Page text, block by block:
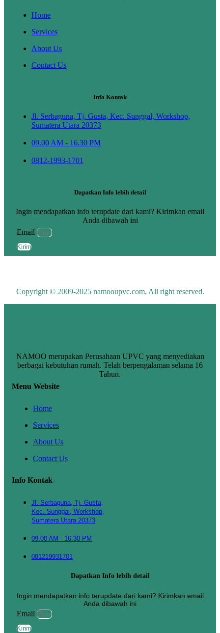
Home
Services
About Us
Contact Us
Info Kontak
Jl. Serbaguna, Tj. Gusta, Kec. Sunggal, Workshop,
Sumatera Utara 20373
09.00 AM - 16.30 PM
0812-1993-1701
Dapatkan Info lebih detail
Ingin mendapatkan info terupdate dari kami? Kirimkan email
Anda dibawah ini
Email
Kirim
Copyright © 2009-2025 namooupvc.com, All right reserved.
NAMOO merupakan Perusahaan UPVC yang menyediakan
berbagai kebutuhan rumah. Telah berpengalaman selama 16
Tahun.
Menu Website
Home
Services
About Us
Contact Us
Info Kontak
Jl. Serbaguna, Tj. Gusta,
Kec. Sunggal, Workshop,
Sumatera Utara 20373
09.00 AM - 16.30 PM
081219931701
Dapatkan Info lebih detail
Ingin mendapatkan info terupdate dari kami? Kirimkan email
Anda dibawah ini
Email
Kirim